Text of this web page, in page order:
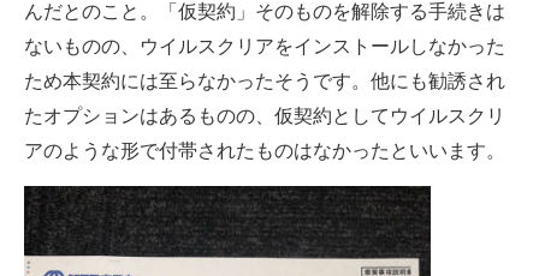
んだとのこと。「仮契約」そのものを解除する手続きは
ないものの、ウイルスクリアをインストールしなかった
ため本契約には至らなかったそうです。他にも勧誘され
たオプションはあるものの、仮契約としてウイルスクリ
アのような形で付帯されたものはなかったといいます。